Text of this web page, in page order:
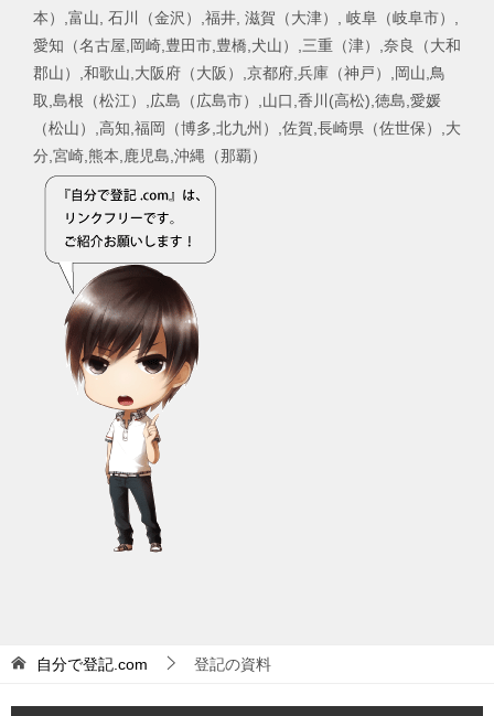
本）,富山, 石川（金沢）,福井, 滋賀（大津）, 岐阜（岐阜市）,
愛知（名古屋,岡崎,豊田市,豊橋,犬山）,三重（津）,奈良（大和
郡山）,和歌山,大阪府（大阪）,京都府,兵庫（神戸）,岡山,鳥
取,島根（松江）,広島（広島市）,山口,香川(高松),徳島,愛媛
（松山）,高知,福岡（博多,北九州）,佐賀,長崎県（佐世保）,大
分,宮崎,熊本,鹿児島,沖縄（那覇）
自分で登記.com 登記の資料